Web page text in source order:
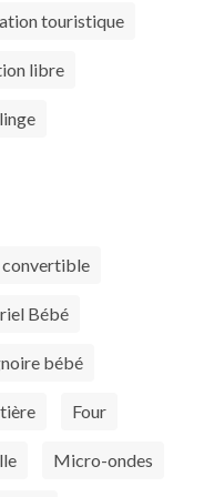
touristique
libre
convertible
Bébé
bébé
Four
Micro-ondes